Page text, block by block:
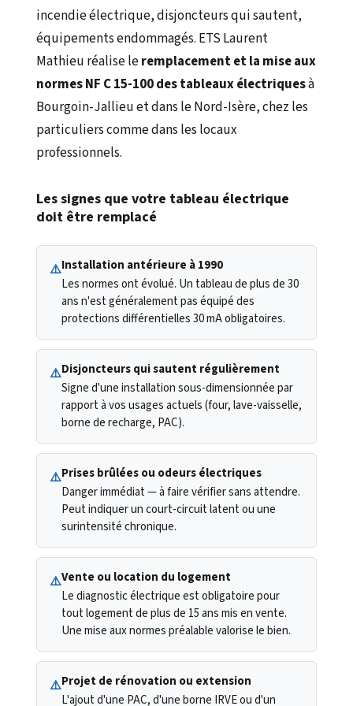
incendie électrique, disjoncteurs qui sautent,
équipements endommagés. ETS Laurent
Mathieu réalise leremplacement et la mise aux
normes NF C 15-100 des tableaux électriquesà
Bourgoin-Jallieu et dans le Nord-Isère, chez les
particuliers comme dans les locaux
professionnels.
Les signes que votre tableau électrique
doit être remplacé
⚠️Installation antérieure à 1990
Les normes ont évolué. Un tableau de plus de 30
ans n'est généralement pas équipé des
protections différentielles 30 mA obligatoires.
⚠️Disjoncteurs qui sautent régulièrement
Signe d'une installation sous-dimensionnée par
rapport à vos usages actuels (four, lave-vaisselle,
borne de recharge, PAC).
⚠️Prises brûlées ou odeurs électriques
Danger immédiat — à faire vérifier sans attendre.
Peut indiquer un court-circuit latent ou une
surintensité chronique.
⚠️Vente ou location du logement
Le diagnostic électrique est obligatoire pour
tout logement de plus de 15 ans mis en vente.
Une mise aux normes préalable valorise le bien.
⚠️Projet de rénovation ou extension
L'ajout d'une PAC, d'une borne IRVE ou d'un